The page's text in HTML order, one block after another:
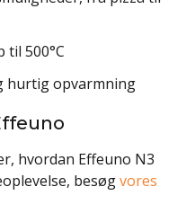
til 500°C
hurtig opvarmning
hvordan Effeuno N3
besøgvores